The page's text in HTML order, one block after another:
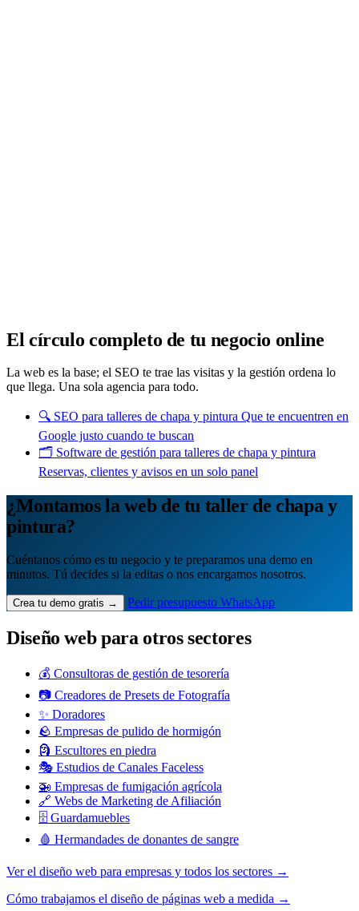
El círculo completo de tu negocio online
La web es la base; el SEO te trae las visitas y la gestión ordena lo
que llega. Una sola agencia para todo.
🔍 SEO para talleres de chapa y pintura Que te encuentren en
Google justo cuando te buscan
🗂️ Software de gestión para talleres de chapa y pintura
Reservas, clientes y avisos en un solo panel
¿Montamos la web de tu taller de chapa y
pintura?
Cuéntanos cómo es tu negocio y te preparamos una demo en
minutos. Tú decides si la editas o nos encargamos nosotros.
Crea tu demo gratis → Pedir presupuesto WhatsApp
Diseño web para otros sectores
💰 Consultoras de gestión de tesorería
📷 Creadores de Presets de Fotografía
✨ Doradores
🪨 Empresas de pulido de hormigón
🗿 Escultores en piedra
🎭 Estudios de Canales Faceless
🚁 Empresas de fumigación agrícola
🔗 Webs de Marketing de Afiliación
🗄️ Guardamuebles
🩸 Hermandades de donantes de sangre
Ver el diseño web para empresas y todos los sectores →
Cómo trabajamos el diseño de páginas web a medida →